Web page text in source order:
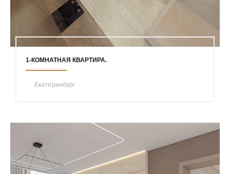
1-КОМНАТНАЯ КВАРТИРА.
Екатеринбург